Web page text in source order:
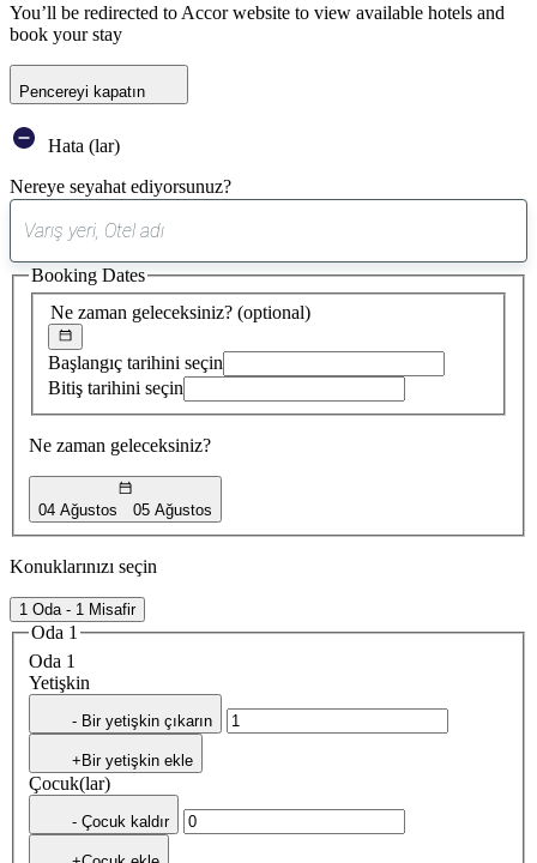
You’ll be redirected to Accor website to view available hotels and
book your stay
Pencereyi kapatın
Hata (lar)
Nereye seyahat ediyorsunuz?
öneri
bulundu
Ne zaman geleceksiniz? (optional)
Başlangıç tarihini seçin
Bitiş tarihini seçin
Ne zaman geleceksiniz?
04 Ağustos 05 Ağustos
Booking Dates
Konuklarınızı seçin
1 Oda - 1 Misafir
Oda 1
Oda 1
Yetişkin
- Bir yetişkin çıkarın
+Bir yetişkin ekle
Çocuk(lar)
- Çocuk kaldır